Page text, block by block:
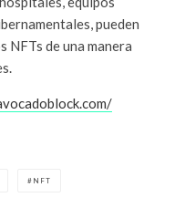
pueden
de una manera
NFT